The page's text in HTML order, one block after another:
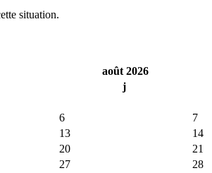
situation.
août 2026
j
6 7
13 14
20 21
27 28